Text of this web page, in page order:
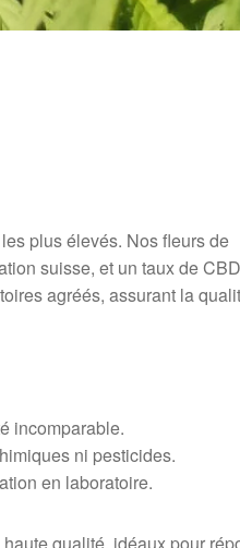
plus élevés. Nos fleurs de
suisse, et un taux de CBD
agréés, assurant la
incomparable.
ni pesticides.
en laboratoire.
qualité, idéaux pour